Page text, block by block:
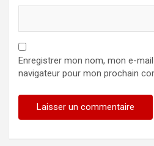
Enregistrer mon nom, mon e-
navigateur pour mon prochain